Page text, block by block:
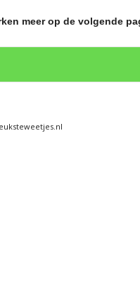
meer op de volgende